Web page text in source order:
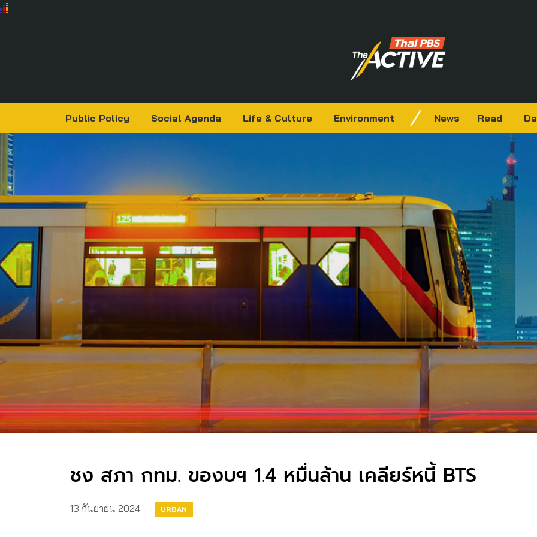
Public Policy Social Agenda Life & Culture Environment News Read
ชง สภา กทม. ของบฯ 1.4 หมื่นล้าน เคลียร์หนี้ BTS
13 กันยายน 2024 URBAN